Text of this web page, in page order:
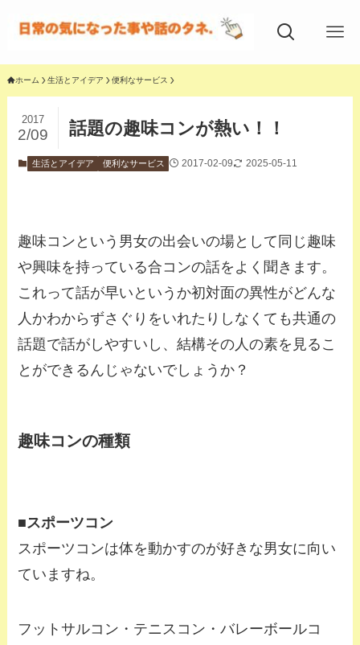
ホーム 生活とアイデア 便利なサービス
話題の趣味コンが熱い！！
2017
2/09
生活とアイデア 便利なサービス 2017-02-09 2025-05-11
趣味コンという男女の出会いの場として同じ趣味
や興味を持っている合コンの話をよく聞きます。
これって話が早いというか初対面の異性がどんな
人かわからずさぐりをいれたりしなくても共通の
話題で話がしやすいし、結構その人の素を見るこ
とができるんじゃないでしょうか？
趣味コンの種類
■スポーツコン
スポーツコンは体を動かすのが好きな男女に向い
ていますね。
フットサルコン・テニスコン・バレーボールコ